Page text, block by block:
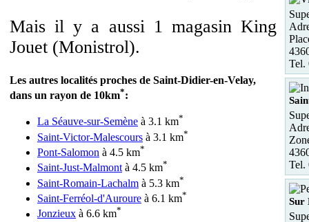
Mais il y a aussi 1 magasin King
Jouet (Monistrol).
Les autres localités proches de Saint-Didier-en-Velay,
dans un rayon de 10km*:
La Séauve-sur-Semène à 3.1 km*
Saint-Victor-Malescours à 3.1 km*
Pont-Salomon à 4.5 km*
Saint-Just-Malmontà 4.5 km*
Saint-Romain-Lachalm à 5.3 km*
Saint-Ferréol-d'Auroure à 6.1 km*
Jonzieux à 6.6 km*
Tel.
Tel.
Sur